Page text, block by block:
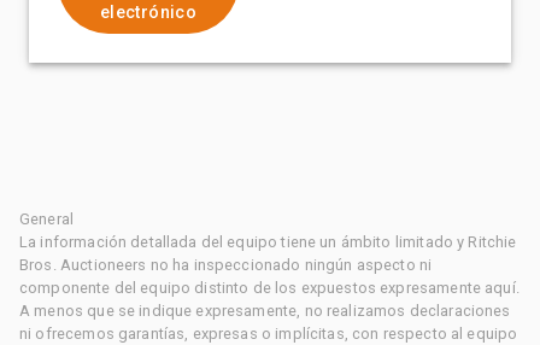
electrónico
General
La información detallada del equipo tiene un ámbito limitado y Ritchie
Bros. Auctioneers no ha inspeccionado ningún aspecto ni
componente del equipo distinto de los expuestos expresamente aquí.
A menos que se indique expresamente, no realizamos declaraciones
ni ofrecemos garantías, expresas o implícitas, con respecto al equipo